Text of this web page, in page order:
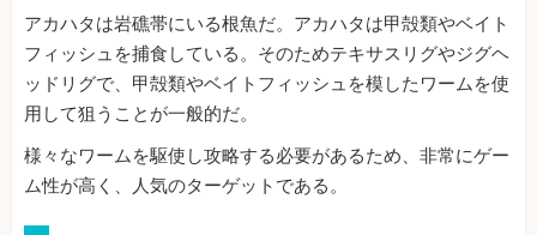
アカハタは岩礁帯にいる根魚だ。アカハタは甲殻類やベイト
フィッシュを捕食している。そのためテキサスリグやジグヘ
ッドリグで、甲殻類やベイトフィッシュを模したワームを使
用して狙うことが一般的だ。
様々なワームを駆使し攻略する必要があるため、非常にゲー
ム性が高く、人気のターゲットである。